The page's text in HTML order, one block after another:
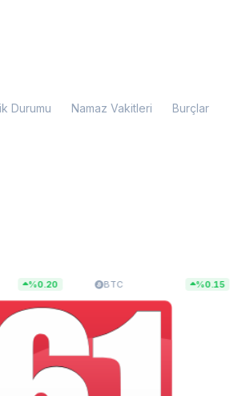
Durumu Namaz Vakitleri Burçlar
BTC $65.009,34 ETH